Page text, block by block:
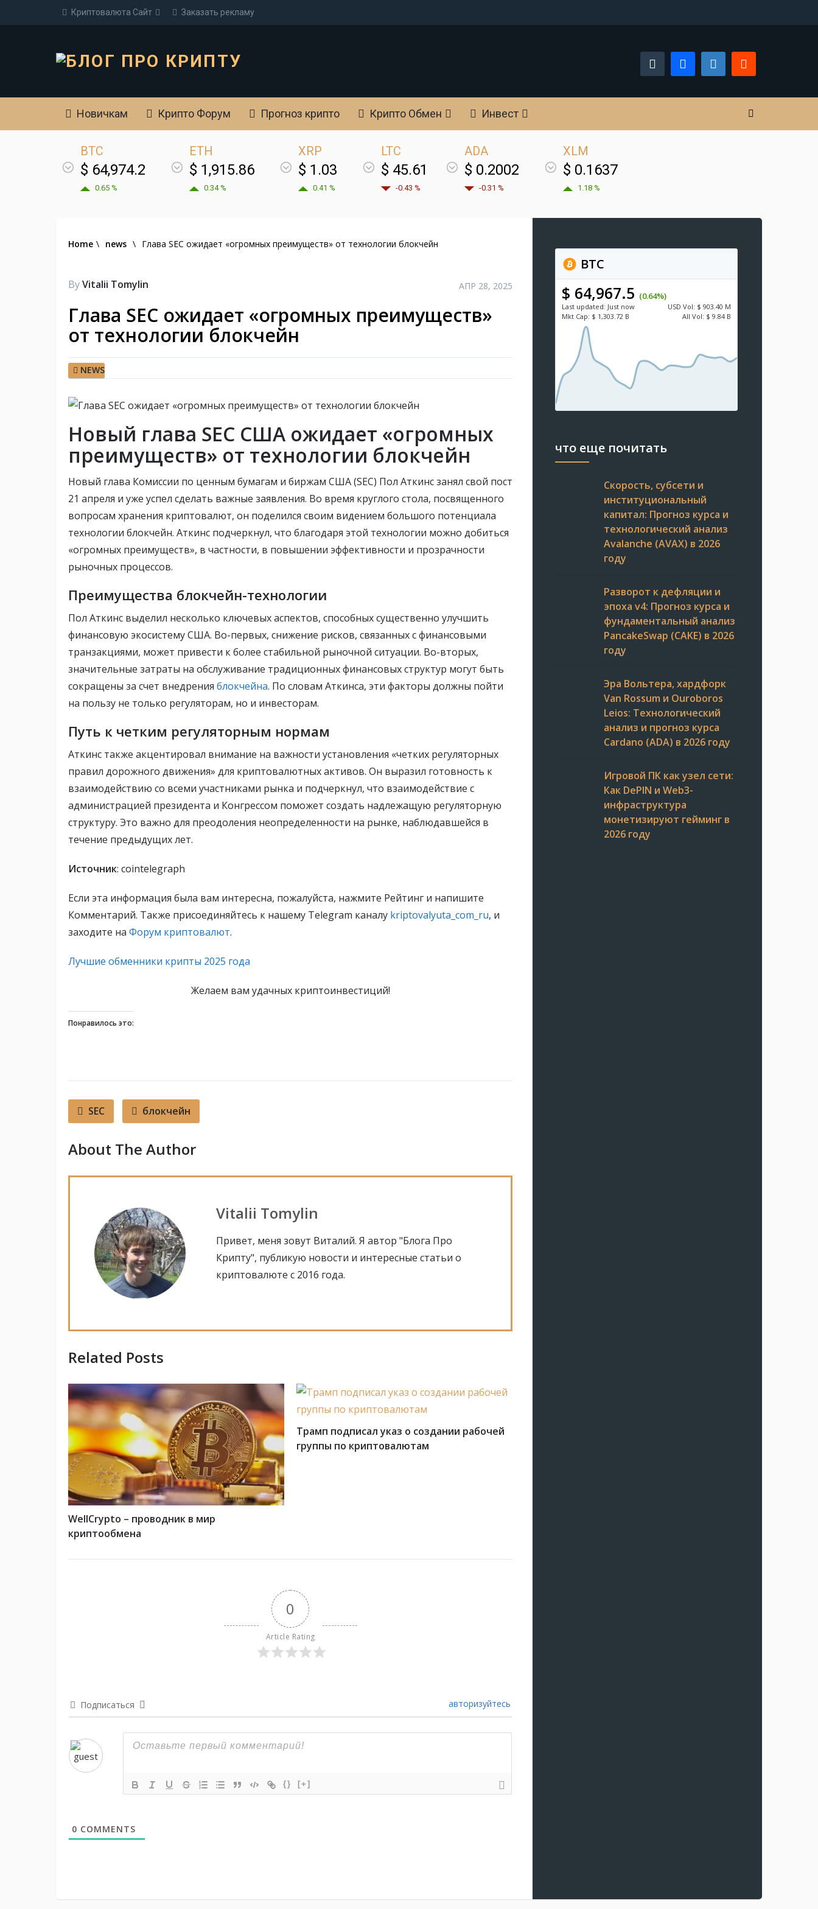
Криптовалюта Cайт Заказать рекламу
Новичкам Крипто Форум Прогноз крипто Крипто Обмен Инвест
BTC
$ 64,974.2
0.65 %
ETH
$ 1,915.86
0.34 %
XRP
$ 1.03
0.41 %
LTC
$ 45.61
-0.43 %
ADA
$ 0.2002
-0.31 %
XLM
$ 0.1637
1.18 %
Home \ news \ Глава SEC ожидает «огромных преимуществ» от технологии блокчейн
ByVitalii Tomylin АПР 28, 2025
Глава SEC ожидает «огромных преимуществ»
от технологии блокчейн
NEWS
Новый глава SEC США ожидает «огромных
преимуществ» от технологии блокчейн
Новый глава Комиссии по ценным бумагам и биржам США (SEC) Пол Аткинс занял свой пост
21 апреля и уже успел сделать важные заявления. Во время круглого стола, посвященного
вопросам хранения криптовалют, он поделился своим видением большого потенциала
технологии блокчейн. Аткинс подчеркнул, что благодаря этой технологии можно добиться
«огромных преимуществ», в частности, в повышении эффективности и прозрачности
рыночных процессов.
Преимущества блокчейн-технологии
Пол Аткинс выделил несколько ключевых аспектов, способных существенно улучшить
финансовую экосистему США. Во-первых, снижение рисков, связанных с финансовыми
транзакциями, может привести к более стабильной рыночной ситуации. Во-вторых,
значительные затраты на обслуживание традиционных финансовых структур могут быть
сокращены за счет внедрения блокчейна. По словам Аткинса, эти факторы должны пойти
на пользу не только регуляторам, но и инвесторам.
Путь к четким регуляторным нормам
Аткинс также акцентировал внимание на важности установления «четких регуляторных
правил дорожного движения» для криптовалютных активов. Он выразил готовность к
взаимодействию со всеми участниками рынка и подчеркнул, что взаимодействие с
администрацией президента и Конгрессом поможет создать надлежащую регуляторную
структуру. Это важно для преодоления неопределенности на рынке, наблюдавшейся в
течение предыдущих лет.
Источник: cointelegraph
Если эта информация была вам интересна, пожалуйста, нажмите Рейтинг и напишите
Комментарий. Также присоединяйтесь к нашему Telegram каналу kriptovalyuta_com_ru, и
заходите на Форум криптовалют.
Лучшие обменники крипты 2025 года
Желаем вам удачных криптоинвестиций!
Понравилось это:
SEC блокчейн
About The Author
Vitalii Tomylin
Привет, меня зовут Виталий. Я автор "Блога Про
Крипту", публикую новости и интересные статьи о
криптовалюте с 2016 года.
Related Posts
WellCrypto – проводник в мир
криптообмена
Трамп подписал указ о создании рабочей
группы по криптовалютам
0
Article Rating
Подписаться авторизуйтесь
{} [+]
0 COMMENTS
BTC
$ 64,967.5 (0.64%)
Last updated: Just now USD Vol: $ 903.40 M
Mkt Cap: $ 1,303.72 B All Vol: $ 9.84 B
что еще почитать
Скорость, субсети и
институциональный
капитал: Прогноз курса и
технологический анализ
Avalanche (AVAX) в 2026
году
Разворот к дефляции и
эпоха v4: Прогноз курса и
фундаментальный анализ
PancakeSwap (CAKE) в 2026
году
Эра Вольтера, хардфорк
Van Rossum и Ouroboros
Leios: Технологический
анализ и прогноз курса
Cardano (ADA) в 2026 году
Игровой ПК как узел сети:
Как DePIN и Web3-
инфраструктура
монетизируют гейминг в
2026 году